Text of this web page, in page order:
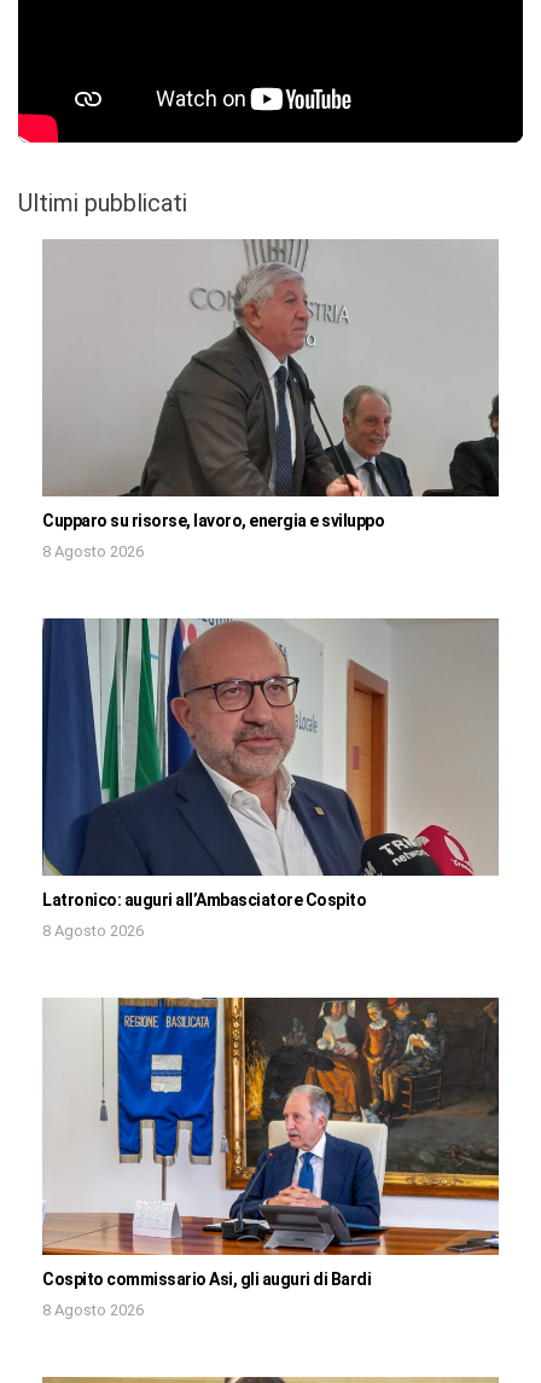
Ultimi pubblicati
Cupparo su risorse, lavoro, energia e sviluppo
8 Agosto 2026
Latronico: auguri all’Ambasciatore Cospito
8 Agosto 2026
Cospito commissario Asi, gli auguri di Bardi
8 Agosto 2026